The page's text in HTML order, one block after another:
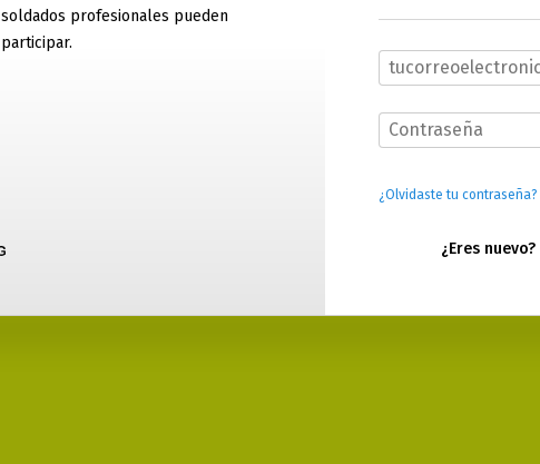
soldados profesionales pueden
participar.
¿Olvidaste tu contraseña?
¿Eres nuevo?